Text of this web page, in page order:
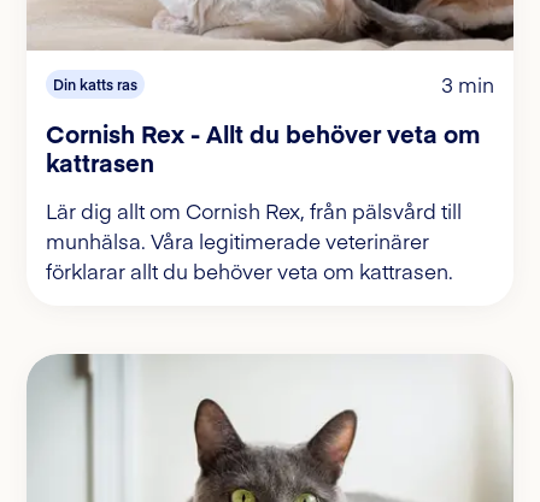
Din katts ras 3 min
Cornish Rex - Allt du behöver veta om
kattrasen
Lär dig allt om Cornish Rex, från pälsvård till
munhälsa. Våra legitimerade veterinärer
förklarar allt du behöver veta om kattrasen.